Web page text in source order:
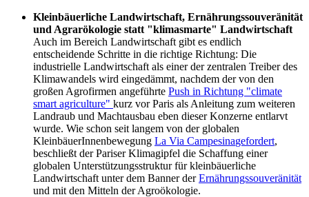
Kleinbäuerliche Landwirtschaft, Ernährungssouveränität
und Agrarökologie statt "klimasmarte" Landwirtschaft
Auch im Bereich Landwirtschaft gibt es endlich
entscheidende Schritte in die richtige Richtung: Die
industrielle Landwirtschaft als einer der zentralen Treiber des
Klimawandels wird eingedämmt, nachdem der von den
großen Agrofirmen angeführte Push in Richtung "climate
smart agriculture" kurz vor Paris als Anleitung zum weiteren
Landraub und Machtausbau eben dieser Konzerne entlarvt
wurde. Wie schon seit langem von der globalen
KleinbäuerInnenbewegung La Via Campesinagefordert,
beschließt der Pariser Klimagipfel die Schaffung einer
globalen Unterstützungsstruktur für kleinbäuerliche
Landwirtschaft unter dem Banner derErnährungssouveränität
und mit den Mitteln der Agroökologie.